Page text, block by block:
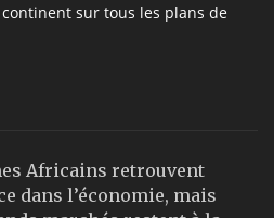
sur tous les plans de
Africains retrouvent
dans l’économie, mais